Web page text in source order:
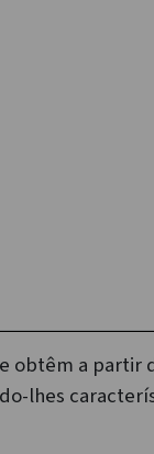
obtêm a
lhes